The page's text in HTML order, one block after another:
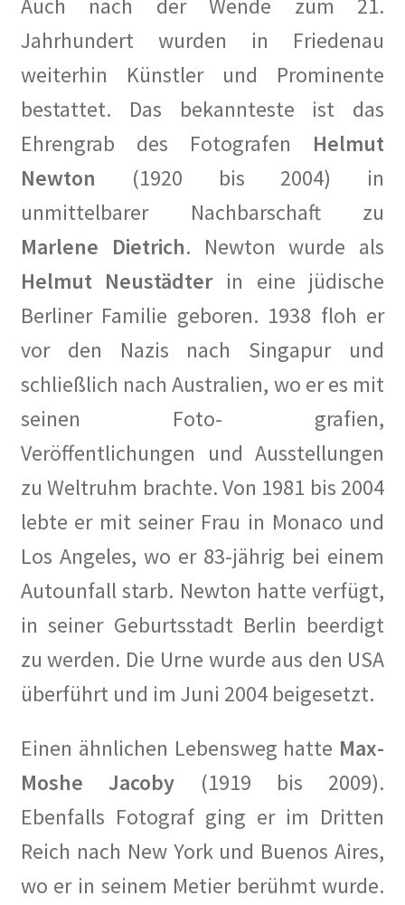
Jahrhundert wurden in Friedenau
weiterhin Künstler und Prominente
bestattet. Das bekannteste ist das
Ehrengrab des Fotografen Helmut
Newton (1920 bis 2004) in
unmittelbarer Nachbarschaft zu
Marlene Dietrich. Newton wurde als
Helmut Neustädterin eine jüdische
Berliner Familie geboren. 1938 floh er
vor den Nazis nach Singapur und
schließlich nach Australien, wo er es mit
seinen Foto- grafien,
Veröffentlichungen und Ausstellungen
zu Weltruhm brachte. Von 1981 bis 2004
lebte er mit seiner Frau in Monaco und
Los Angeles, wo er 83-jährig bei einem
Autounfall starb. Newton hatte verfügt,
in seiner Geburtsstadt Berlin beerdigt
zu werden. Die Urne wurde aus den USA
überführt und im Juni 2004 beigesetzt.
Einen ähnlichen Lebensweg hatte Max-
Moshe Jacoby (1919 bis 2009).
Ebenfalls Fotograf ging er im Dritten
Reich nach New York und Buenos Aires,
wo er in seinem Metier berühmt wurde.